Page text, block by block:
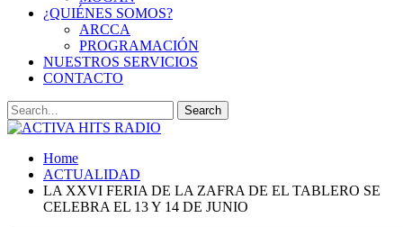
¿QUIÉNES SOMOS?
ARCCA
PROGRAMACIÓN
NUESTROS SERVICIOS
CONTACTO
Home
ACTUALIDAD
LA XXVI FERIA DE LA ZAFRA DE EL TABLERO SE
CELEBRA EL 13 Y 14 DE JUNIO